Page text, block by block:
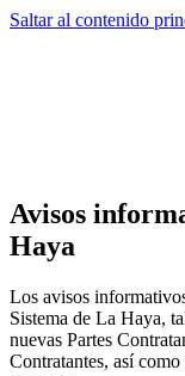
Saltar al contenido
Avisos
Haya
Los avisos
Sistema de La Haya,
nuevas Partes
Contratantes, así